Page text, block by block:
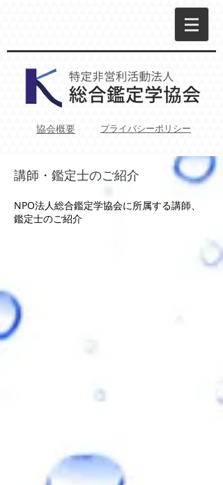
協会概要 プライバシーポリシー
講師・鑑定士のご紹介
NPO法人総合鑑定学協会に所属する講師、
鑑定士のご紹介